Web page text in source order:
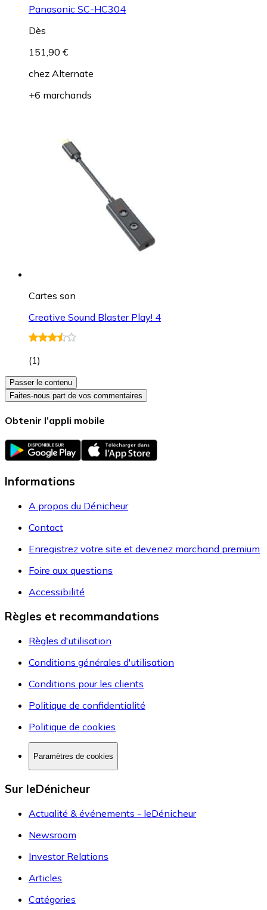
Panasonic SC-HC304
Dès
151,90 €
chez Alternate
+6 marchands
Cartes son
Creative Sound Blaster Play! 4
(1)
Passer le contenu
Faites-nous part de vos commentaires
Obtenir l’appli mobile
Informations
A propos du Dénicheur
Contact
Enregistrez votre site et devenez marchand premium
Foire aux questions
Accessibilité
Règles et recommandations
Règles d'utilisation
Conditions générales d'utilisation
Conditions pour les clients
Politique de confidentialité
Politique de cookies
Paramètres de cookies
Sur leDénicheur
Actualité & événements - leDénicheur
Newsroom
Investor Relations
Articles
Catégories